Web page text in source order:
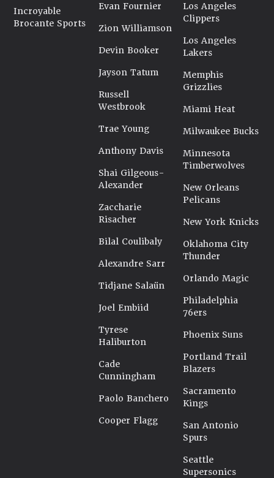
Incroyable
Brocante Sports
Evan Fournier
Zion Williamson
Devin Booker
Jayson Tatum
Russell
Westbrook
Trae Young
Anthony Davis
Shai Gilgeous-
Alexander
Zaccharie
Risacher
Bilal Coulibaly
Alexandre Sarr
Tidjane Salaün
Joel Embiid
Tyrese
Haliburton
Cade
Cunningham
Paolo Banchero
Cooper Flagg
Los Angeles
Clippers
Los Angeles
Lakers
Memphis
Grizzlies
Miami Heat
Milwaukee Bucks
Minnesota
Timberwolves
New Orleans
Pelicans
New York Knicks
Oklahoma City
Thunder
Orlando Magic
Philadelphia
76ers
Phoenix Suns
Portland Trail
Blazers
Sacramento
Kings
San Antonio
Spurs
Seattle
Supersonics